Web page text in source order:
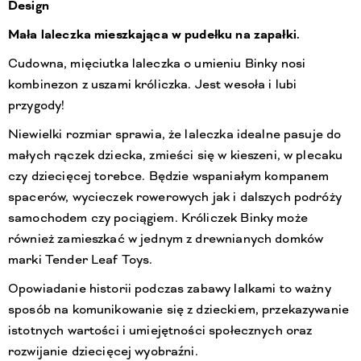
Design
Mała laleczka mieszkająca w pudełku na zapałki.
Cudowna, mięciutka laleczka o umieniu Binky nosi
kombinezon z uszami króliczka. Jest wesoła i lubi
przygody!
Niewielki rozmiar sprawia, że laleczka idealne pasuje do
małych rączek dziecka, zmieści się w kieszeni, w plecaku
czy dziecięcej torebce. Będzie wspaniałym kompanem
spacerów, wycieczek rowerowych jak i dalszych podróży
samochodem czy pociągiem. Króliczek Binky może
również zamieszkać w jednym z drewnianych domków
marki Tender Leaf Toys.
Opowiadanie historii podczas zabawy lalkami to ważny
sposób na komunikowanie się z dzieckiem, przekazywanie
istotnych wartości i umiejętności społecznych oraz
rozwijanie dziecięcej wyobraźni.